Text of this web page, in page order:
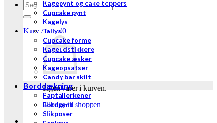
Søg
efter:
Kurv /kr.0,00
Ingen varer i kurven.
Tilbage til shoppen
Kagepynt og cake toppers
Cupcake pynt
Kagelys
Tallys
Cupcake forme
Kageudstikkere
Cupcake æsker
Kageopsatser
Candy bar skilt
Borddækning
Paptallerkener
Bordpynt
Slikposer